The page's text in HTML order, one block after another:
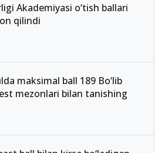
Akademiyasi o‘tish ballari
qilindi
maksimal ball 189 Bo‘lib
mezonlari bilan tanishing